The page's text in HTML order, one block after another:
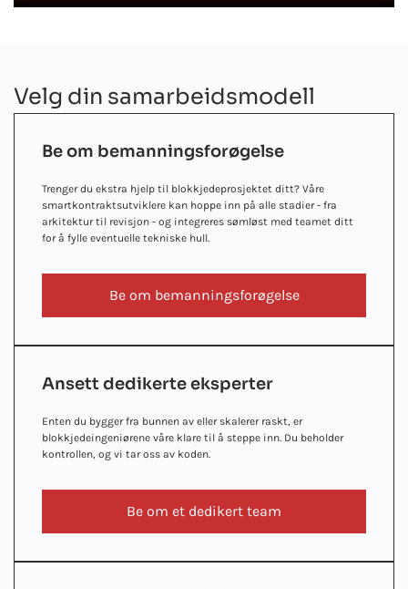
Velg din samarbeidsmodell
Be om bemanningsforøgelse
Trenger du ekstra hjelp til blokkjedeprosjektet ditt? Våre
smartkontraktsutviklere kan hoppe inn på alle stadier - fra
arkitektur til revisjon - og integreres sømløst med teamet ditt
for å fylle eventuelle tekniske hull.
Be om bemanningsforøgelse
Ansett dedikerte eksperter
Enten du bygger fra bunnen av eller skalerer raskt, er
blokkjedeingeniørene våre klare til å steppe inn. Du beholder
kontrollen, og vi tar oss av koden.
Be om et dedikert team